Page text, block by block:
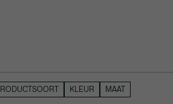
KLEUR MAAT